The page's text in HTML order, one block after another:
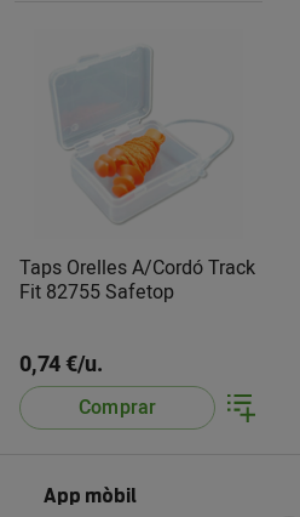
Taps Orelles A/Cordó Track
Fit 82755 Safetop
0,74 €/u.
Comprar
App mòbil